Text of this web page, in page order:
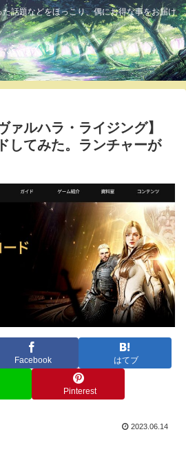
話題などをほっこり、偶にお得な事をお届け
ふっくら
ァルハラ・ライジング】
してみた。ランチャーが
Facebook はてブ
Pinterest
2023.06.14